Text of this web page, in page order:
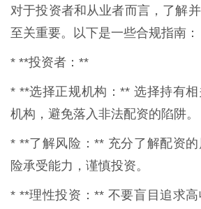
对于投资者和从业者而言，了解
至关重要。以下是一些合规指南：
* **投资者：**
* **选择正规机构：** 选择持有
机构，避免落入非法配资的陷阱。
* **了解风险：** 充分了解配资
险承受能力，谨慎投资。
* **理性投资：** 不要盲目追求